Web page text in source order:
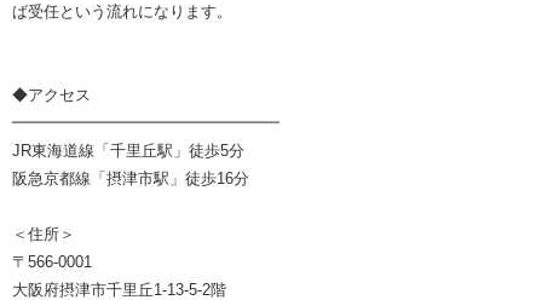
ば受任という流れになります。
◆アクセス
━━━━━━━━━━━━━━━━━
JR東海道線「千里丘駅」徒歩5分
阪急京都線「摂津市駅」徒歩16分
＜住所＞
〒566-0001
大阪府摂津市千里丘1-13-5-2階